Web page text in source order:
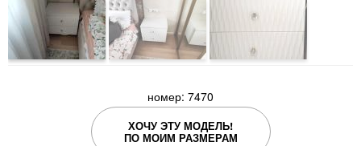
номер: 7470
ХОЧУ ЭТУ МОДЕЛЬ!
ПО МОИМ РАЗМЕРАМ